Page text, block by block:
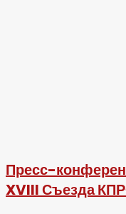
Пресс-
XVIII Съезда